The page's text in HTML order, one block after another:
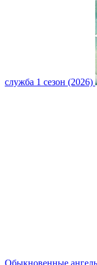
служба 1 сезон (2026)
Обыкновенные